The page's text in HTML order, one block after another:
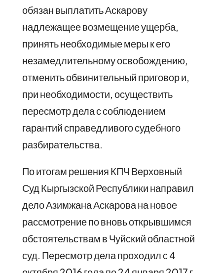
обязан выплатить Аскарову
надлежащее возмещение ущерба,
принять необходимые меры к его
незамедлительному освобождению,
отменить обвинительный приговор и,
при необходимости, осуществить
пересмотр дела с соблюдением
гарантий справедливого судебного
разбирательства.
По итогам решения КПЧ Верховный
Суд Кыргызской Республики направил
дело Азимжана Аскарова на новое
рассмотрение по вновь открывшимся
обстоятельствам в Чуйский областной
суд. Пересмотр дела проходил с 4